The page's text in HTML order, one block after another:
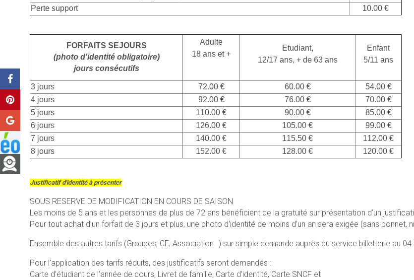
Perte support
10.00 €
FORFAITS SEJOURS
(photo d'identité obligatoire)
jours consécutifs
Adulte
18 ans et +
Etudiant,
12/17 ans, + de 63 ans
Enfant
5/11 ans
3 jours 72.00 € 60.00 €
54.00 €
4 jours
92.00 € 76.00 €
70.00 €
5 jours
110.00 € 90.00 €
85.00 €
6 jours
126.00 € 105.00 €
99.00 €
7 jours
140.00 € 115.50 €
112.00 €
8 jours
152.00 € 128.00 € 120.00 €
Justificatif d'identité à présenter
SOUS RESERVE DE MODIFICATION EN COURS DE SAISON
Les moins de 5 ans et les personnes de plus de 72 ans bénéficient de la gratuité sur présentation d’un
Pour tout achat d’un forfait de 3 jours et plus, une photo d’identité de moins d’un an sera exigée (sans bonnet,
Ensemble des autres tarifs (Groupes, CE, Association…) sur simple demande auprès du service billetterie au 04
Pour l’application des tarifs réduits, des justificatifs seront demandés :
Carte d’étudiant de l’année de cours, Livret de famille, Carte d’identité, Carte SNCF et